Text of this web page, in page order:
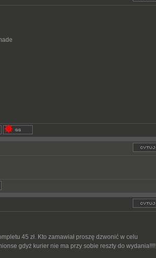
45 zł. Kto zamawiał proszę dzwonić w celu
gdyż kurier nie ma przy sobie reszty do wydania!!!!